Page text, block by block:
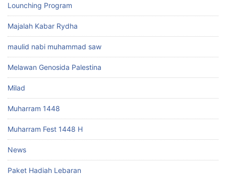
Lounching Program
Majalah Kabar Rydha
maulid nabi muhammad saw
Melawan Genosida Palestina
Milad
Muharram 1448
Muharram Fest 1448 H
News
Paket Hadiah Lebaran